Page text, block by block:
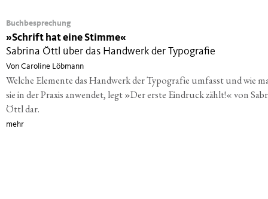
Buchbesprechung
»Schrift hat eine Stimme«
Sabrina Öttl über das Handwerk der Typografie
Von Caroline Löbmann
Welche Elemente das Handwerk der Typografie umfasst und wie
sie in der Praxis anwendet, legt »Der erste Eindruck zählt!« von
Öttl dar.
mehr